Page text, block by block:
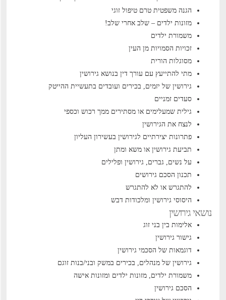
הגנה משפטית טרם טיפול זוגי
מזונות ילדים – שלב אחרי שלב!
משמורת ילדים
זכויות הסמויות מן העין
מסוגלות הורית
מתי להתייעץ עם עורך דין בנושא גירושין
גירושין של יזמים, בכירים ועובדים בתעשיית ההייטק
סעדים זמניים
גילית שמעלימים או מסתירים ממך רכוש וכספי
לנצח את הגירושין
פתרונות יצירתיים לגירושין בעשירון העליון
תביעת גירושין או משא ומתן
על נשים, גברים, גירושין ופלילים
תכנון הסכם גירושים
להתגרש או לא להתגרש
היסוסי גירושין ומלכודות דבש
נושאי גירושין
אלימות בין בני זוג
גישור גירושין
דוגמאות של הסכמי גירושין
גירושין של מנהלים, בכירים במשק ובני/בנות זוגם
משמורת ילדים, מזונות ילדים ומזונות אישה
הסכם גירושין